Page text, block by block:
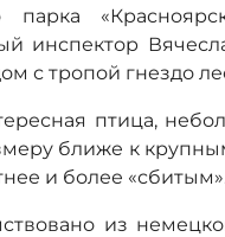
парка
инспектор
с тропой гнездо
птица,
ближе к
и более
из